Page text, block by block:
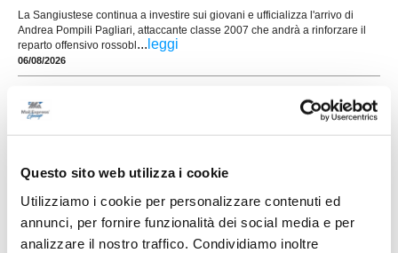
Questo sito web utilizza i cookie
Utilizziamo i cookie per personalizzare contenuti ed
annunci, per fornire funzionalità dei social media e per
analizzare il nostro traffico. Condividiamo inoltre
La Sangiustese continua a investire sui giovani e ufficializza l'arrivo di
Andrea Pompili Pagliari, attaccante classe 2007 che andrà a rinforzare il
reparto offensivo rossobl ... leggi
06/08/2026
MONTEM.POLLENZA. Si ritrovano gli U15
che nel 2015/16 vinsero tutto
storica stagione calcistica, quella 2015/16, si
dopo aver vinto il campionato provinciale con
ben 90 gol segnati, approdarono alla fase regionale a gironi. Nella stessa
stagione presero parte e vin...leggi
06/08/2026